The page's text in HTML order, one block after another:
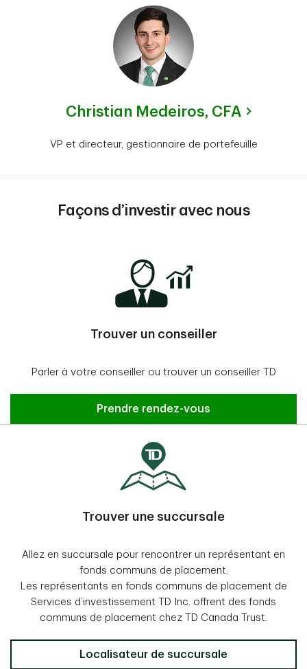
Christian Medeiros, CFA
VP et directeur, gestionnaire de portefeuille
Façons d’investir avec nous
Trouver un conseiller
Parler à votre conseiller ou trouver un conseiller TD
Prendre rendez-vous
Trouver une succursale
Allez en succursale pour rencontrer un représentant en
fonds communs de placement.
Les représentants en fonds communs de placement de
Services d’investissement TD Inc. offrent des fonds
communs de placement chez TD Canada Trust.
Localisateur de succursale